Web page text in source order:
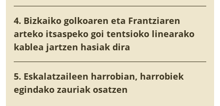
4. Bizkaiko golkoaren eta Frantziaren
arteko itsaspeko goi tentsioko linearako
kablea jartzen hasiak dira
5. Eskalatzaileen harrobian, harrobiek
egindako zauriak osatzen